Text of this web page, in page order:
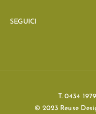
SEGUICI
T. 0434
© 2023 Reuse